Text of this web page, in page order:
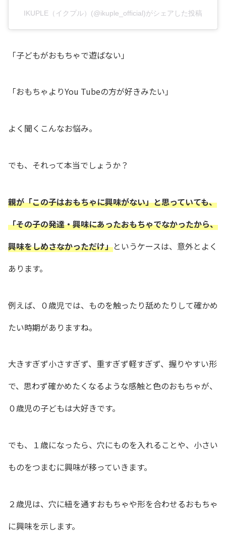
IKUPLE（イクプル）(@ikuple_official)がシェアした投稿
「子どもがおもちゃで遊ばない」
「おもちゃよりYou Tubeの方が好きみたい」
よく聞くこんなお悩み。
でも、それって本当でしょうか？
親が「この子はおもちゃに興味がない」と思っていても、
「その子の発達・興味にあったおもちゃでなかったから、
興味をしめさなかっただけ」というケースは、意外とよく
あります。
例えば、０歳児では、ものを触ったり舐めたりして確かめ
たい時期がありますね。
大きすぎず小さすぎず、 重すぎず軽すぎず、 握りやすい形
で、 思わず確かめたくなるような感触と色のおもちゃが、
０歳児の子どもは大好きです。
でも、１歳になったら、 穴にものを入れることや、小さい
ものをつまむに興味が移っていきます。
２歳児は、 穴に紐を通すおもちゃや形を合わせるおもちゃ
に興味を示します。